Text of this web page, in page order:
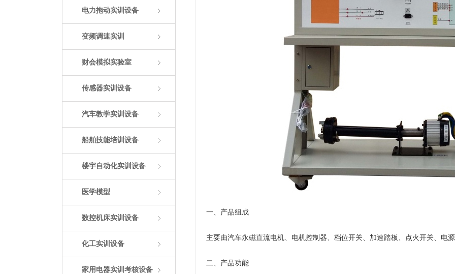
电力拖动实训设备
变频调速实训
财会模拟实验室
传感器实训设备
汽车教学实训设备
船舶技能培训设备
楼宇自动化实训设备
医学模型
数控机床实训设备
化工实训设备
家用电器实训考核设备
一、产品组成
主要由汽车永磁直流电机、电机控制器、档位开关、加速踏板、点火开关、电
二、产品功能